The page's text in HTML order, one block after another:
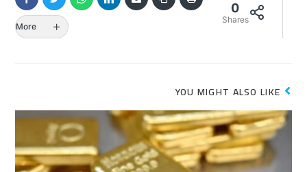
0
Shares
More
YOU MIGHT ALSO LIKE